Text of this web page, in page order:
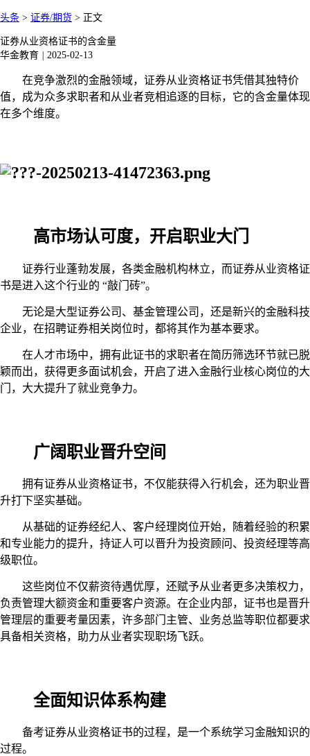
头条 > 证券/期货 > 正文
证券从业资格证书的含金量
华金教育
2025-02-13
在竞争激烈的金融领域，证券从业资格证书凭借其独特价
值，成为众多求职者和从业者竞相追逐的目标，它的含金量体现
在多个维度。
高市场认可度，开启职业大门
证券行业蓬勃发展，各类金融机构林立，而证券从业资格证
书是进入这个行业的 “敲门砖”。
无论是大型证券公司、基金管理公司，还是新兴的金融科技
企业，在招聘证券相关岗位时，都将其作为基本要求。
在人才市场中，拥有此证书的求职者在简历筛选环节就已脱
颖而出，获得更多面试机会，开启了进入金融行业核心岗位的大
门，大大提升了就业竞争力。
广阔职业晋升空间
拥有证券从业资格证书，不仅能获得入行机会，还为职业晋
升打下坚实基础。
从基础的证券经纪人、客户经理岗位开始，随着经验的积累
和专业能力的提升，持证人可以晋升为投资顾问、投资经理等高
级职位。
这些岗位不仅薪资待遇优厚，还赋予从业者更多决策权力，
负责管理大额资金和重要客户资源。在企业内部，证书也是晋升
管理层的重要考量因素，许多部门主管、业务总监等职位都要求
具备相关资格，助力从业者实现职场飞跃。
全面知识体系构建
备考证券从业资格证书的过程，是一个系统学习金融知识的
过程。